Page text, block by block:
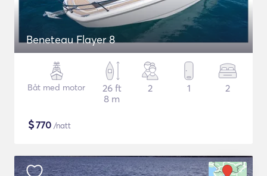
Beneteau Flayer 8
Båt med motor
26 ft
8 m
2 1 2
$770 /natt